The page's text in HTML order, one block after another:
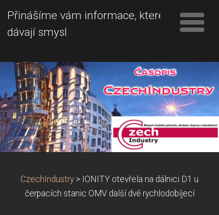
Přinášíme vám informace, které
dávají smysl
CzechIndustry > IONITY otevřela na dálnici D1 u
čerpacích stanic OMV další dvě rychlodobíjecí